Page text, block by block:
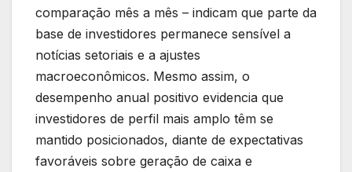
comparação mês a mês – indicam que parte da
base de investidores permanece sensível a
notícias setoriais e a ajustes
macroeconômicos. Mesmo assim, o
desempenho anual positivo evidencia que
investidores de perfil mais amplo têm se
mantido posicionados, diante de expectativas
favoráveis sobre geração de caixa e